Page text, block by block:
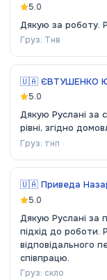
5.0
Дякую за роботу.
Груз: Тнв
🇺🇦 ЄВТУШЕНКО
5.0
Дякую Руслані за
рівні, згідно
Груз: тнп
🇺🇦 Приведа
5.0
Дякую Руслані за
підхід до роботи.
відповідального
співпрацю.
Груз: скло